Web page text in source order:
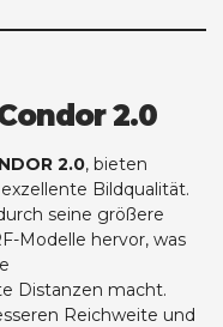
2.0
2.0, bieten
Bildqualität.
seine größere
Modelle hervor, was
Distanzen macht.
Reichweite und